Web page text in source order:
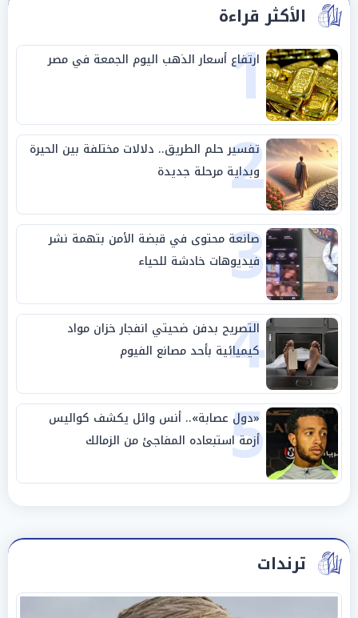
الأكثر قراءة
1
ارتفاع أسعار الذهب اليوم الجمعة في مصر
2
تفسير حلم الطريق.. دلالات مختلفة بين الحيرة
وبداية مرحلة جديدة
3
صانعة محتوى في قبضة الأمن بتهمة نشر
فيديوهات خادشة للحياء
4
التصريح بدفن ضحيتي انفجار خزان مواد
كيميائية بأحد مصانع الفيوم
5
«دول عصابة».. أنس وائل يكشف كواليس
أزمة استبعاده المفاجئ من الزمالك
ترندات